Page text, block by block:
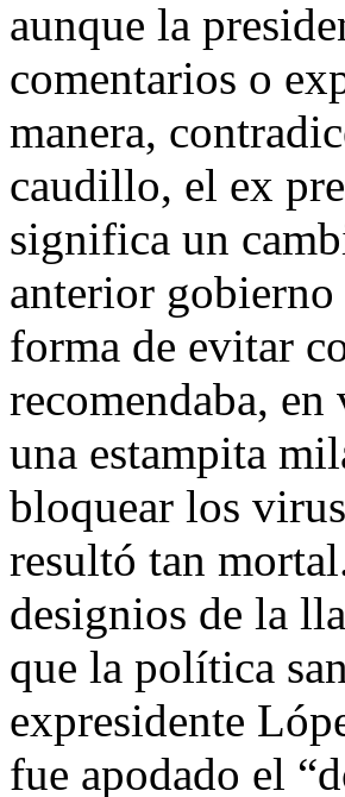
aunque la
comentarios o
manera,
caudillo, el ex
significa un
anterior gobierno
forma de evitar
recomendaba, en
una estampita
bloquear los
resultó tan
designios de la
que la política
expresidente
fue apodado el